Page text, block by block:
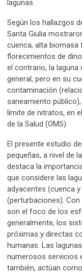
lagunas.
Según los hallazgos
Santa Giulia
cuenca, alta biomasa
florecimientos de
el contrario, la
general, pero en su
contaminación
saneamiento
límite de nitratos, en
de la Salud (OMS)
El presente estudio
pequeñas, a nivel de
destaca la
que considere las
adyacentes (cuenca
(perturbaciones).
son el foco de los
generalmente, los
próximas y directas
humanas. Las
numerosos servicios
también, actúan